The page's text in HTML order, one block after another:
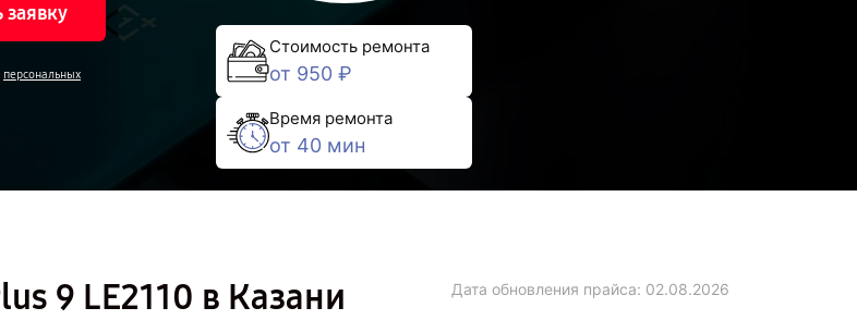
заявку
персональных
Стоимость ремонта
от 950 ₽
Время ремонта
от 40 мин
9 LE2110 в Казани Дата обновления прайса: 02.08.2026